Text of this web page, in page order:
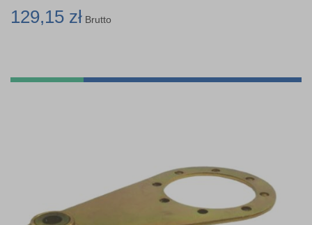
129,15 zł Brutto